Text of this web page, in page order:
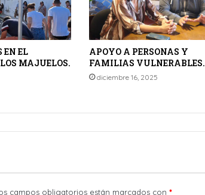
EL
MAJUELOS.
APOYO A PERSONAS Y
FAMILIAS VULNERABLES.
diciembre 16, 2025
campos obligatorios están marcados con *